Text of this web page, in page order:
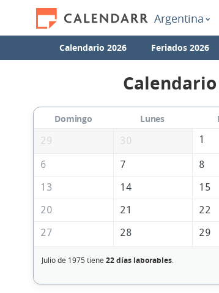
Argentina
Calendario 2026 Feriados 2026
Domingo Lunes
29
30 1
6 7 8
13
14 15
20
21 22
27
28 29
Julio de 1975 tiene 22 días laborables.